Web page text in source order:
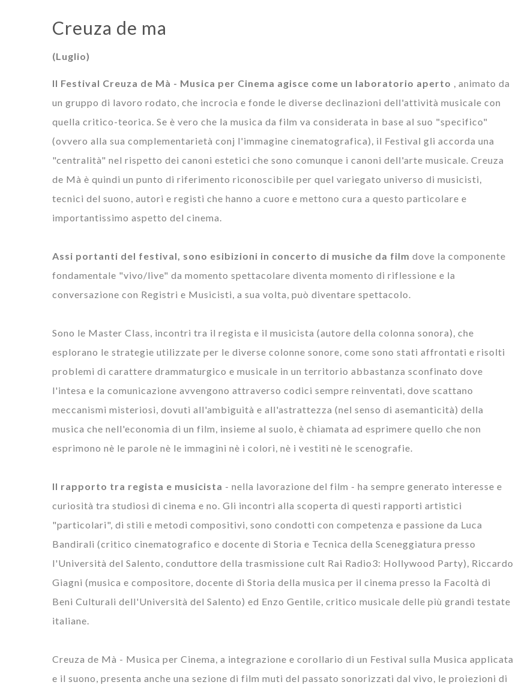
Creuza de ma
(Luglio)
Il Festival Creuza de Mà - Musica per Cinema agisce come un laboratorio aperto , animato da
un gruppo di lavoro rodato, che incrocia e fonde le diverse declinazioni dell'attività musicale con
quella critico-teorica. Se è vero che la musica da film va considerata in base al suo "specifico"
(ovvero alla sua complementarietà conj l'immagine cinematografica), il Festival gli accorda una
"centralità" nel rispetto dei canoni estetici che sono comunque i canoni dell'arte musicale. Creuza
de Mà è quindi un punto di riferimento riconoscibile per quel variegato universo di musicisti,
tecnici del suono, autori e registi che hanno a cuore e mettono cura a questo particolare e
importantissimo aspetto del cinema.
Assi portanti del festival, sono esibizioni in concerto di musiche da film dove la componente
fondamentale "vivo/live" da momento spettacolare diventa momento di riflessione e la
conversazione con Registri e Musicisti, a sua volta, può diventare spettacolo.
Sono le Master Class, incontri tra il regista e il musicista (autore della colonna sonora), che
esplorano le strategie utilizzate per le diverse colonne sonore, come sono stati affrontati e risolti
problemi di carattere drammaturgico e musicale in un territorio abbastanza sconfinato dove
l'intesa e la comunicazione avvengono attraverso codici sempre reinventati, dove scattano
meccanismi misteriosi, dovuti all'ambiguità e all'astrattezza (nel senso di asemanticità) della
musica che nell'economia di un film, insieme al suolo, è chiamata ad esprimere quello che non
esprimono nè le parole nè le immagini nè i colori, nè i vestiti nè le scenografie.
Il rapporto tra regista e musicista - nella lavorazione del film - ha sempre generato interesse e
curiosità tra studiosi di cinema e no. Gli incontri alla scoperta di questi rapporti artistici
"particolari", di stili e metodi compositivi, sono condotti con competenza e passione da Luca
Bandirali (critico cinematografico e docente di Storia e Tecnica della Sceneggiatura presso
l'Università del Salento, conduttore della trasmissione cult Rai Radio3: Hollywood Party), Riccardo
Giagni (musica e compositore, docente di Storia della musica per il cinema presso la Facoltà di
Beni Culturali dell'Università del Salento) ed Enzo Gentile, critico musicale delle più grandi testate
italiane.
Creuza de Mà - Musica per Cinema, a integrazione e corollario di un Festival sulla Musica applicata
e il suono, presenta anche una sezione di film muti del passato sonorizzati dal vivo, le proiezioni di